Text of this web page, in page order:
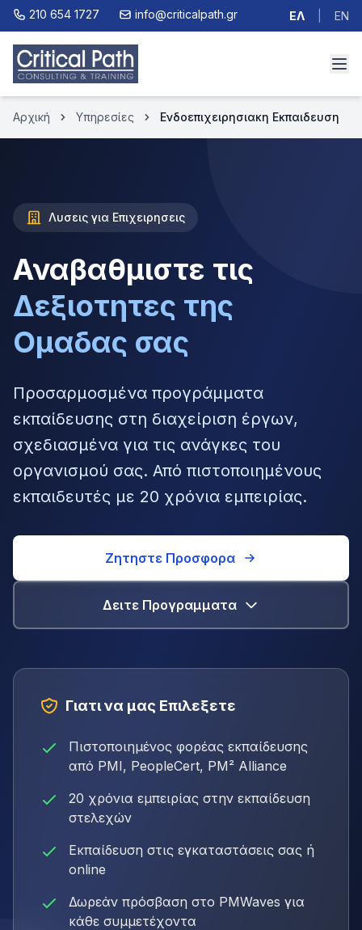
210 654 1727 info@criticalpath.gr ΕΛ EN
Αρχική Υπηρεσίες Ενδοεπιχειρησιακη Εκπαιδευση
Λυσεις για Επιχειρησεις
Αναβαθμιστε τις
Δεξιοτητες της
Ομαδας σας
Προσαρμοσμένα προγράμματα
εκπαίδευσης στη διαχείριση έργων,
σχεδιασμένα για τις ανάγκες του
οργανισμού σας. Από πιστοποιημένους
εκπαιδευτές με 20 χρόνια εμπειρίας.
Ζητηστε Προσφορα
Δειτε Προγραμματα
Γιατι να μας Επιλεξετε
Πιστοποιημένος φορέας εκπαίδευσης
από PMI, PeopleCert, PM² Alliance
20 χρόνια εμπειρίας στην εκπαίδευση
στελεχών
Εκπαίδευση στις εγκαταστάσεις σας ή
online
Δωρεάν πρόσβαση στο PMWaves για
κάθε συμμετέχοντα